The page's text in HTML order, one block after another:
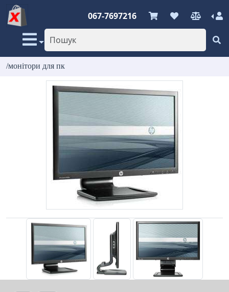
067-7697216
/монітори для пк